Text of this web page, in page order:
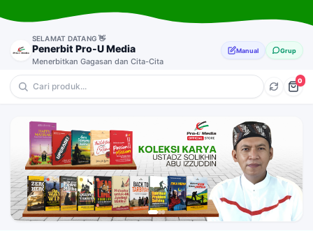
SELAMAT DATANG 👋
Penerbit Pro-U Media
Menerbitkan Gagasan dan Cita-Cita
Manual Grup
0
💎 Motivasi 🔥 Anak-Anak ⭐ Muslimah
🎁 Pernikahan & Keluarga